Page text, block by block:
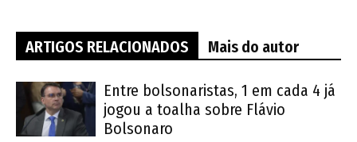
ARTIGOS RELACIONADOS Mais do autor
Entre bolsonaristas, 1 em cada 4 já
jogou a toalha sobre Flávio
Bolsonaro